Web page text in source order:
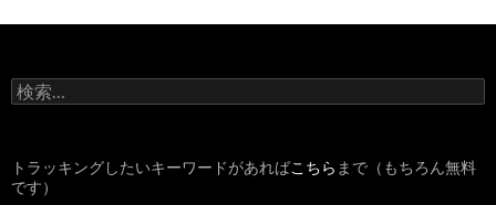
看護助手の求人 - 静岡県 沼津市| Indeed.com
検
索
トラッキングしたいキーワードがあればこちら まで（もちろん無料
です）